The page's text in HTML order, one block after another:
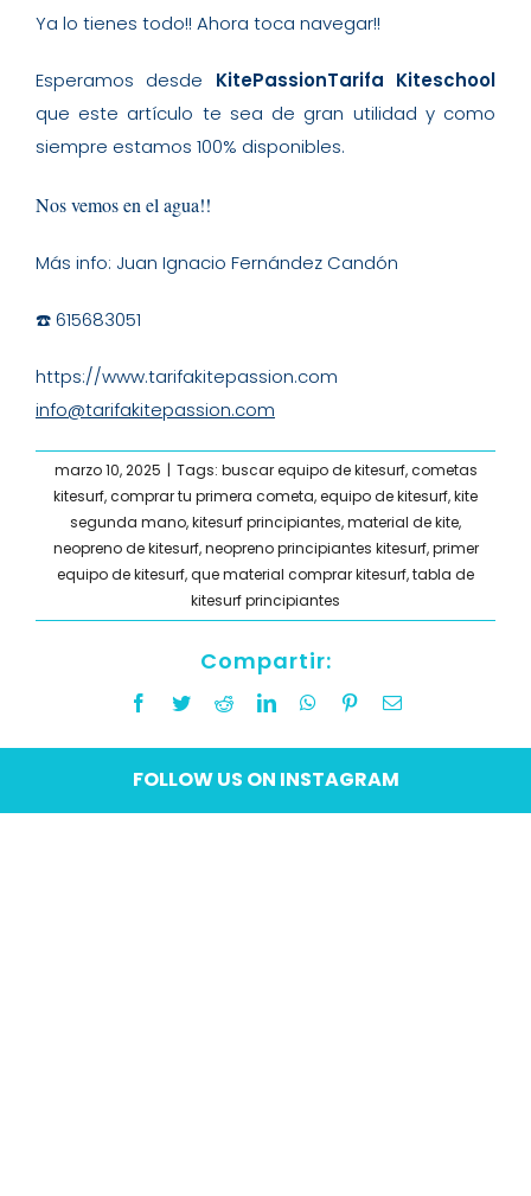
Ya lo tienes todo!! Ahora toca navegar!!
Esperamos desde KitePassionTarifa Kiteschool
que este artículo te sea de gran utilidad y como
siempre estamos 100% disponibles.
Nos vemos en el agua!!
Más info: Juan Ignacio Fernández Candón
☎️ 615683051
https://www.tarifakitepassion.com
info@tarifakitepassion.com
marzo 10, 2025 | Tags: buscar equipo de kitesurf,cometas
kitesurf,comprar tu primera cometa,equipo de kitesurf,kite
segunda mano,kitesurf principiantes,material de kite,
neopreno de kitesurf,neopreno principiantes kitesurf,primer
equipo de kitesurf,que material comprar kitesurf,tabla de
kitesurf principiantes
Compartir:
Facebook
TwitterRedditLinkedInWhatsApp
PinterestEmail
FOLLOW US ON INSTAGRAM